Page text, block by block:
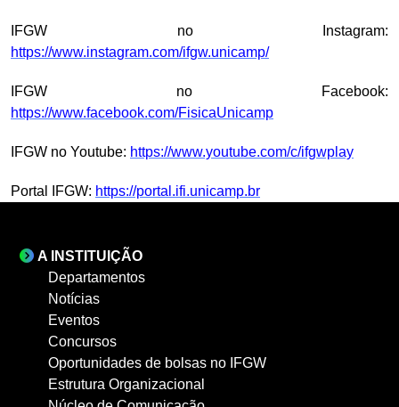
IFGW no Instagram:
https://www.instagram.com/ifgw.unicamp/
IFGW no Facebook:
https://www.facebook.com/FisicaUnicamp
IFGW no Youtube: https://www.youtube.com/c/ifgwplay
Portal IFGW: https://portal.ifi.unicamp.br
A INSTITUIÇÃO
Departamentos
Notícias
Eventos
Concursos
Oportunidades de bolsas no IFGW
Estrutura Organizacional